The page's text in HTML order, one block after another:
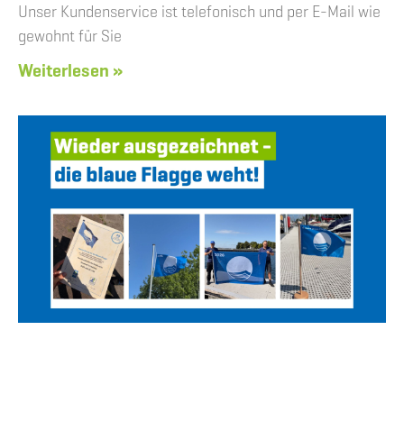
Unser Kundenservice ist telefonisch und per E-Mail wie
gewohnt für Sie
Weiterlesen »